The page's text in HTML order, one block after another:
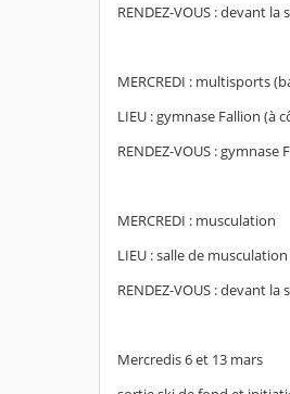
RENDEZ-VOUS : devant la
MERCREDI : multisports
LIEU : gymnase Fallion (à
RENDEZ-VOUS : gymnase
MERCREDI : musculation
LIEU : salle de
RENDEZ-VOUS : devant la
Mercredis 6 et 13 mars